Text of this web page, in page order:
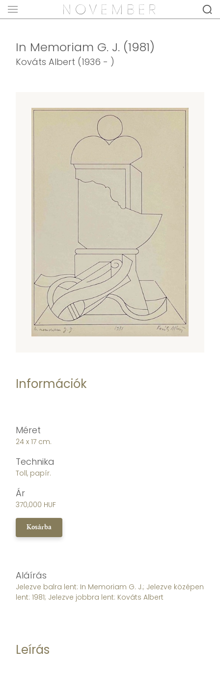
In Memoriam G. J. (1981)
Kováts Albert (1936 - )
Információk
Méret
24 x 17 cm.
Technika
Toll, papír.
Ár
370,000 HUF
Kosárba
Aláírás
Jelezve balra lent: In Memoriam G. J.; Jelezve középen
lent: 1981; Jelezve jobbra lent: Kováts Albert
Leírás